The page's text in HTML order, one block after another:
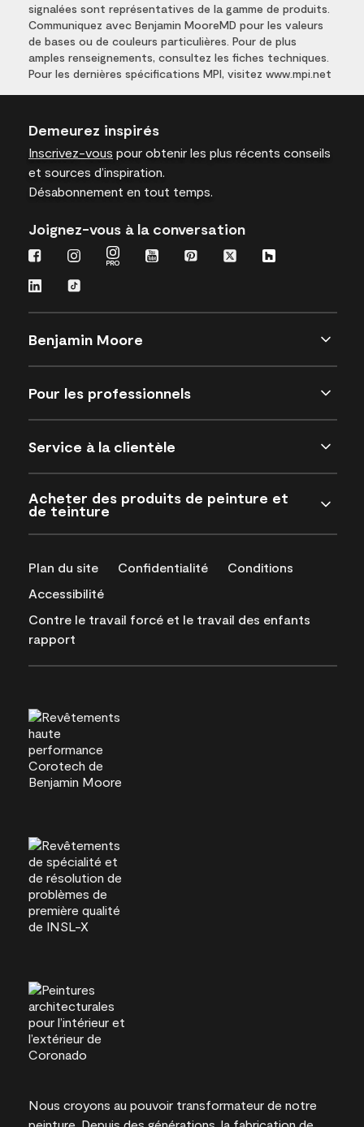
signalées sont représentatives de la gamme de produits.
Communiquez avec Benjamin MooreMD pour les valeurs
de bases ou de couleurs particulières. Pour de plus
amples renseignements, consultez les fiches techniques.
Pour les dernières spécifications MPI, visitez www.mpi.net
Demeurez inspirés
Inscrivez-vous pour obtenir les plus récents conseils
et sources d’inspiration.
Désabonnement en tout temps.
Joignez-vous à la conversation
Benjamin Moore
Pour les professionnels
Service à la clientèle
Acheter des produits de peinture et
de teinture
Plan du site Confidentialité
Conditions
Accessibilité
Contre le travail forcé et le travail des enfants
rapport
Nous croyons au pouvoir transformateur de notre
peinture. Depuis des générations, la fabrication de